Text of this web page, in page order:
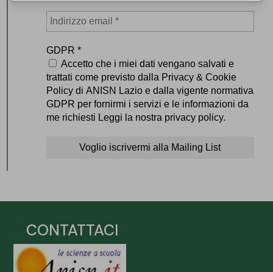
GDPR *
Accetto che i miei dati vengano salvati e
trattati come previsto dalla Privacy & Cookie
Policy di ANISN Lazio e dalla vigente normativa
GDPR per fornirmi i servizi e le informazioni da
me richiesti Leggi la nostra privacy policy.
CONTATTACI